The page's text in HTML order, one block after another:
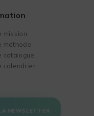
mission
méthode
catalogue
calendrier
NEWSLETTER